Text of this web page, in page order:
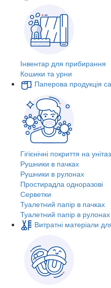
Інвентар для прибирання
Кошики та урни
Паперова продукція
Гігієнічні покриття на унітаз
Рушники в пачках
Рушники в рулонах
Простирадла одноразові
Серветки
Туалетний папір в пачках
Туалетний папір в рулонах
Витратні матеріали